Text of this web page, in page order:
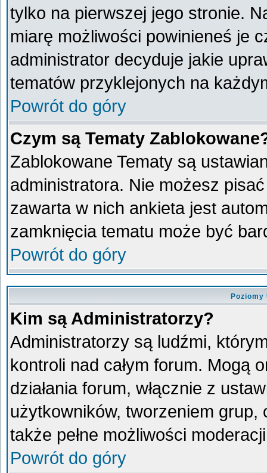
tylko na pierwszej jego stronie.
miarę możliwości powinieneś je
administrator decyduje jakie
tematów przyklejonych na
Powrót do góry
Czym są Tematy
Zablokowane Tematy są
administratora. Nie możesz
zawarta w nich ankieta jest
zamknięcia tematu może być
Powrót do góry
Kim są Administratorzy?
Administratorzy są ludźmi,
kontroli nad całym forum. Mogą
działania forum, włącznie z
użytkowników, tworzeniem
także pełne możliwości
Powrót do góry